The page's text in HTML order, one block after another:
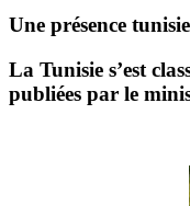
Une présence
La Tunisie s’est
publiées par le